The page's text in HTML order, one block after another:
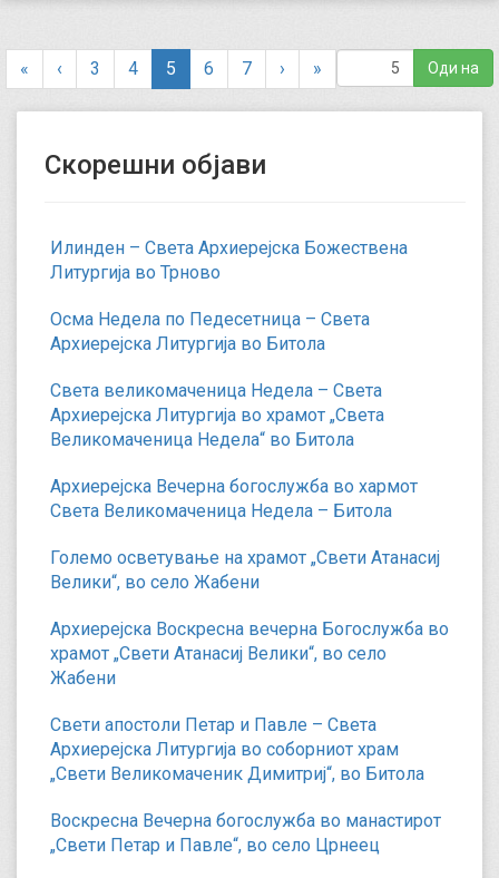
« ‹ 3 4 5(
c
u
t
)
6 7 › »
Скорешни објави
Илинден – Света Архиерејска Божествена
Литургија во Трново
Осма Недела по Педесетница – Света
Архиерејска Литургија во Битола
Света великомаченица Недела – Света
Архиерејска Литургија во храмот „Света
Великомаченица Недела“ во Битола
Архиерејска Вечерна богослужба во хармот
Света Великомаченица Недела – Битола
Големо осветување на храмот „Свети Атанасиј
Велики“, во село Жабени
Архиерејска Воскресна вечерна Богослужба во
храмот „Свети Атанасиј Велики“, во село
Жабени
Свети апостоли Петар и Павле – Света
Архиерејска Литургија во соборниот храм
„Свети Великомаченик Димитриј“, во Битола
Воскресна Вечерна богослужба во манастирот
„Свети Петар и Павле“, во село Црнеец